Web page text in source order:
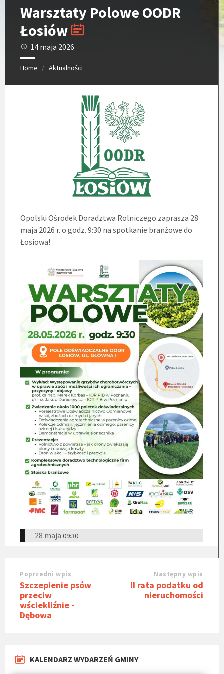
Warsztaty Polowe OODR
Łosiów
14 maja 2026
Home Aktualności
Opolski Ośrodek Doradztwa Rolniczego zaprasza 28
maja 2026 r. o godz. 9:30 na spotkanie branżowe do
Łosiowa!
28 maja 09:30
Poprzedni wpis
Szczepienie psów
przeciw
wściekliźnie -
Dębowa
Następny wpis
II rata podatku od
nieruchomości
KALENDARZ WYDARZEŃ GMINY